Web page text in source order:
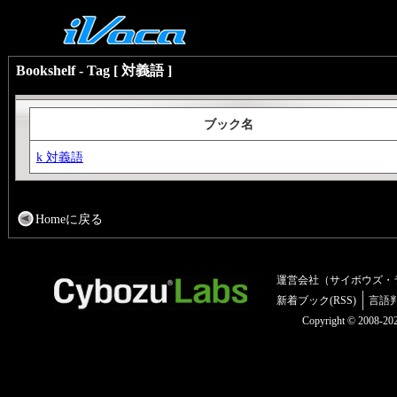
Bookshelf - Tag [ 対義語 ]
ブック名
k 対義語
Homeに戻る
運営会社（サイボウズ・
新着ブック(RSS)
言語
Copyright © 2008-